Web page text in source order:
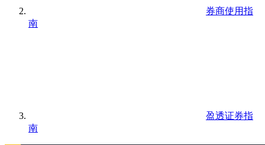
券商使用指
南
盈透证券指
南